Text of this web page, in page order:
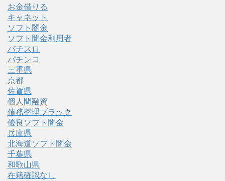
お金借りる
キャネット
ソフト闇金
ソフト闇金利用者
パチスロ
パチンコ
三重県
京都
佐賀県
個人間融資
債務整理ブラック
優良ソフト闇金
兵庫県
北海道ソフト闇金
千葉県
和歌山県
在籍確認なし